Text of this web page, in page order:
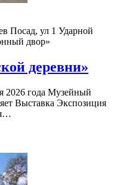
Посад, ул 1 Ударной
двор»
деревни»
2026 года Музейный
Выставка Экспозиция